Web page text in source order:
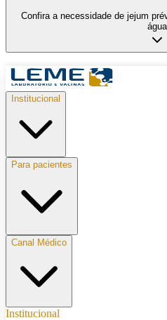
Confira a necessidade de jejum
água
Institucional
Para pacientes
Canal Médico
Institucional